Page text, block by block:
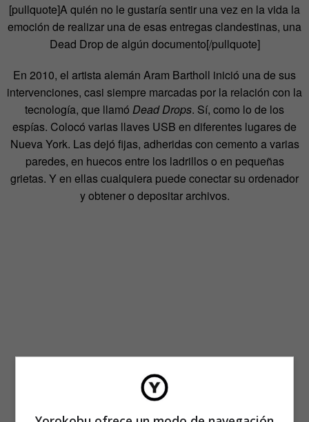
[pullquote]A quién no le gustaría sentir una vez en la vida la
emoción de realizar una de esas entregas clandestinas, una
Dead Drop de algún documento[/pullquote]
En 2010, el artista alemán Aram Bartholl inició una de sus
intervenciones, casi siempre marcadas por la relación con la
tecnología, que llamó Dead Drops. Sí, como lo de los
espías. Colocó varias llaves USB en diferentes lugares de
Nueva York. Las dejó fijas, adheridas con cemento a varias
paredes, en huecos entre los ladrillos o en pequeñas
grietas. Y en ellas cualquiera puede conectar su ordenador
y obtener o depositar archivos.